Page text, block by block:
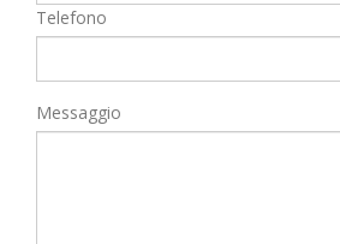
Telefono
Messaggio